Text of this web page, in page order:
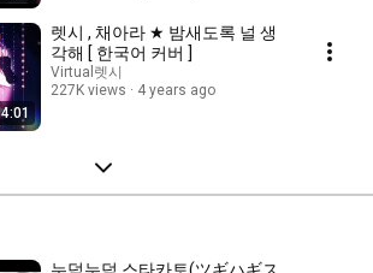
4:01
렛시 , 채아라 ★ 밤새도록 널 생
각해 [ 한국어 커버 ]
Virtual렛시
227K views
4 years ago
누덕누덕 스타카토(ツギハギス